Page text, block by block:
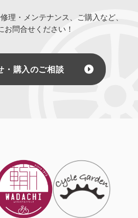
理・メンテナンス、ご購入など、
お問合せください！
・購入のご相談